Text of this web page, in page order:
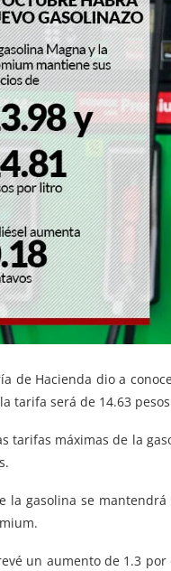
de Hacienda dio a
tarifa será de 14.63
tarifas máximas de la
la gasolina se
un aumento de 1.3